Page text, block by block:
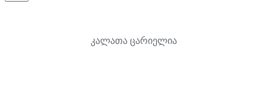
კალათა ცარიელია